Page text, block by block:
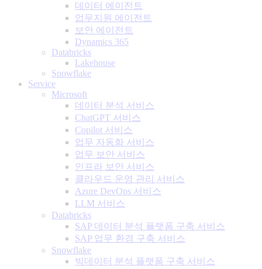
데이터 에이전트
업무지원 에이전트
보안 에이전트
Dynamics 365
Databricks
Lakehouse
Snowflake
Service
Microsoft
데이터 분석 서비스
ChatGPT 서비스
Copilot 서비스
업무 자동화 서비스
업무 보안 서비스
인프라 보안 서비스
클라우드 운영 관리 서비스
Azure DevOps 서비스
LLM 서비스
Databricks
SAP 데이터 분석 플랫폼 구축 서비스
SAP 업무 환경 구축 서비스
Snowflake
빅데이터 분석 플랫폼 구축 서비스